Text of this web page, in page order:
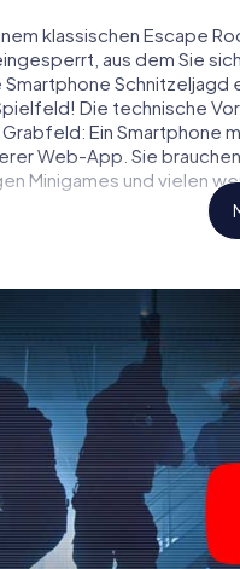
klassischen Escape
aus dem Sie
Smartphone Schnitzeljagd
Die technische
Ein Smartphone
Web-App. Sie
Minigames und vielen
Ihr Team mit allen
Bond und Co.
im Highscore von
Bildergalerie. Das
ganz persönlichen
Geheimagenten und
Room!